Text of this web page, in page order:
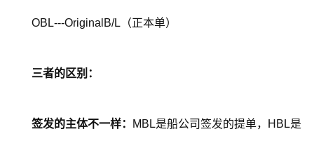
OBL---OriginalB/L（正本单）
三者的区别：
签发的主体不一样： MBL是船公司签发的提单，HBL是